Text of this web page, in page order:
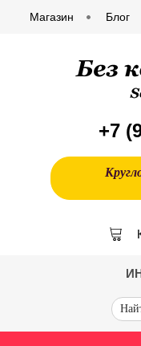
Магазин Блог
+7